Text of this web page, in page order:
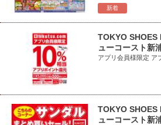
新着
TOKYO SHOES
ューコースト新
アプリ会員様限定 ア
TOKYO SHOES
ューコースト新